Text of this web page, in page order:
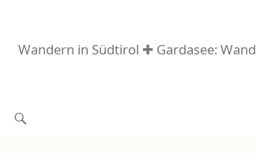
Wandern in Südtirol ✚ Gardasee:
S